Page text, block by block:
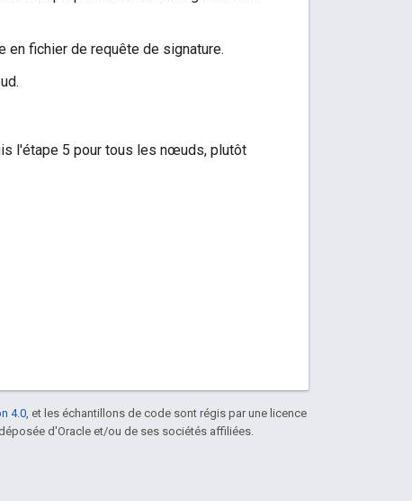
en fichier de requête de signature.
l'étape 5 pour tous les nœuds, plutôt
4.0, et les échantillons de code sont régis par une licence
d'Oracle et/ou de ses sociétés affiliées.